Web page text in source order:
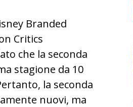
Branded
Critics
che la seconda
stagione da 10
la seconda
nuovi, ma